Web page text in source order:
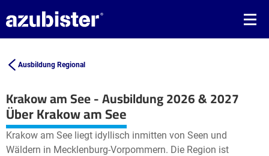
Ausbildung Regional
Krakow am See - Ausbildung 2026 & 2027
+
−
Leaflet| ©OpenStreetMap2contributors
Über Krakow am See
Krakow am See liegt idyllisch inmitten von Seen und
Wäldern in Mecklenburg-Vorpommern. Die Region ist